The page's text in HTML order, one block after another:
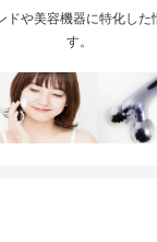
ドや美容機器に特化し
す。